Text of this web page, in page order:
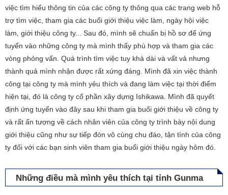
việc tìm hiểu thông tin của các công ty thông qua các trang web hỗ
trợ tìm việc, tham gia các buổi giới thiệu việc làm, ngày hội việc
làm, giới thiệu công ty... Sau đó, mình sẽ chuẩn bị hồ sơ để ứng
tuyển vào những công ty mà mình thấy phù hợp và tham gia các
vòng phỏng vấn. Quá trình tìm việc tuy khá dài và vất vả nhưng
thành quả mình nhận được rất xứng đáng. Mình đã xin việc thành
công tại công ty mà mình yêu thích và đang làm việc tại thời điểm
hiện tại, đó là công ty cổ phần xây dựng Ishikawa. Mình đã quyết
định ứng tuyển vào đây sau khi tham gia buổi giới thiệu về công ty
và rất ấn tượng về cách nhân viên của công ty trình bày nội dung
giới thiệu cũng như sự tiếp đón vô cùng chu đáo, tận tình của công
ty đối với các bạn sinh viên tham gia buổi giới thiệu ngày hôm đó.
Những điều mà mình yêu thích tại tỉnh Gunma